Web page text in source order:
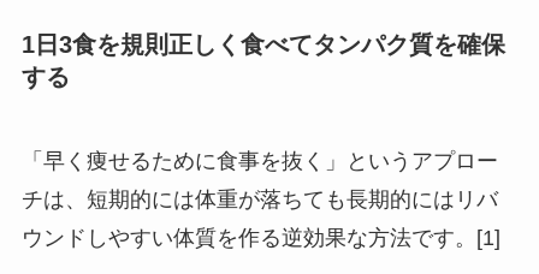
1日3食を規則正しく食べてタンパク質を確保
する
「早く痩せるために食事を抜く」というアプロー
チは、短期的には体重が落ちても長期的にはリバ
ウンドしやすい体質を作る逆効果な方法です。[1]